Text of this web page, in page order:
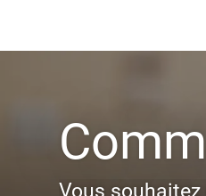
Vous souhaitez